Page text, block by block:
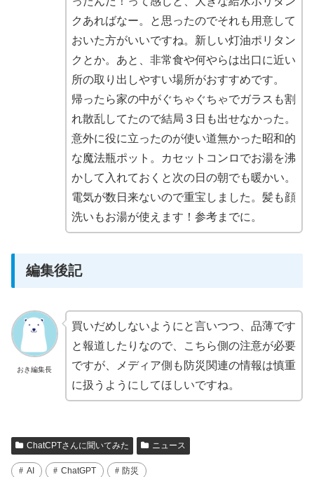
クあればなー。と思ったのでそれも用意して
おいた方がいいですね。新しい灯油ポリタン
クとか。あと、非常食や何やらは出口に近い
所の取り出しやすい場所がおすすめです。
帰ったら家の中がぐちゃぐちゃでガラスも割
れ散乱してたので結局３日も出せなかった。
意外に役に立ったのが使い道無かった昭和的
な魔法瓶ポット。カセットコンロでお湯を沸
かして入れておくと次の日の朝でも暖かい。
電気が数日来ないので重宝しました。髪も顔
洗いもお湯が使えます！参考までに。
編集後記
おき編集長
買いだめしないようにと言いつつ、品薄です
と報道したりなので、こちら側の注意が必要
ですが、メディア側も防災関連の情報は慎重
に扱うようにしてほしいですね。
ChatCPTさんに聞いてみた ニュース
AI ChatGPT 防災